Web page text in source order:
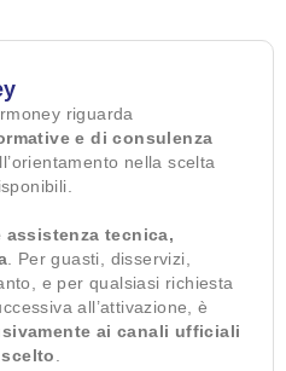
riguarda
e di consulenza
nella scelta
tecnica,
. Per guasti, disservizi,
e per qualsiasi richiesta
all’attivazione, è
ai canali ufficiali
.